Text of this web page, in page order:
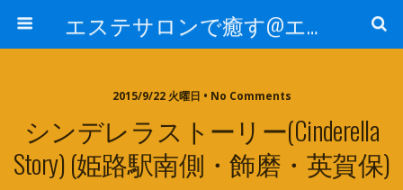
エステサロンで癒す@エステ～全国エステ情報
2015/9/22 火曜日 • No Comments
シンデレラストーリー(Cinderella
Story) (姫路駅南側・飾磨・英賀保)